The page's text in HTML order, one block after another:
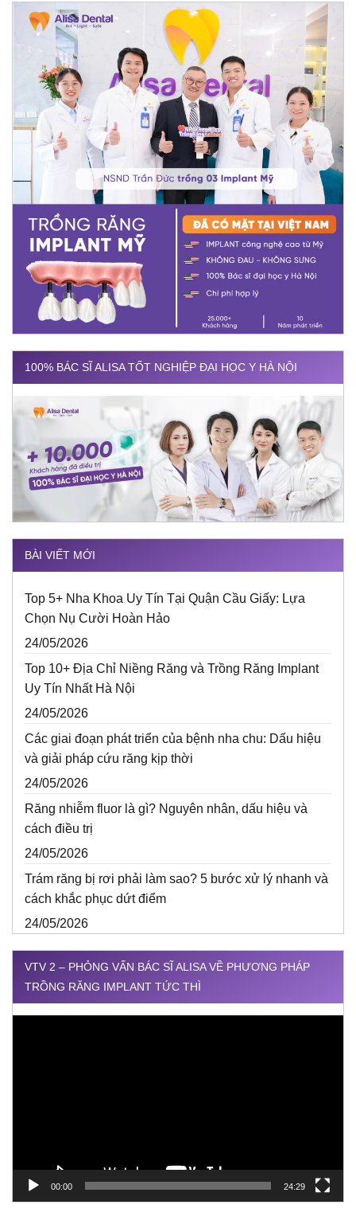
100% BÁC SĨ ALISA TỐT NGHIỆP ĐẠI HỌC Y HÀ NỘI
BÀI VIẾT MỚI
Top 5+ Nha Khoa Uy Tín Tại Quận Cầu Giấy: Lựa
Chọn Nụ Cười Hoàn Hảo
24/05/2026
Top 10+ Địa Chỉ Niềng Răng và Trồng Răng Implant
Uy Tín Nhất Hà Nội
24/05/2026
Các giai đoạn phát triển của bệnh nha chu: Dấu hiệu
và giải pháp cứu răng kịp thời
24/05/2026
Răng nhiễm fluor là gì? Nguyên nhân, dấu hiệu và
cách điều trị
24/05/2026
Trám răng bị rơi phải làm sao? 5 bước xử lý nhanh và
cách khắc phục dứt điểm
24/05/2026
VTV 2 – PHỎNG VẤN BÁC SĨ ALISA VỀ PHƯƠNG PHÁP
TRỒNG RĂNG IMPLANT TỨC THÌ
00:00 24:29